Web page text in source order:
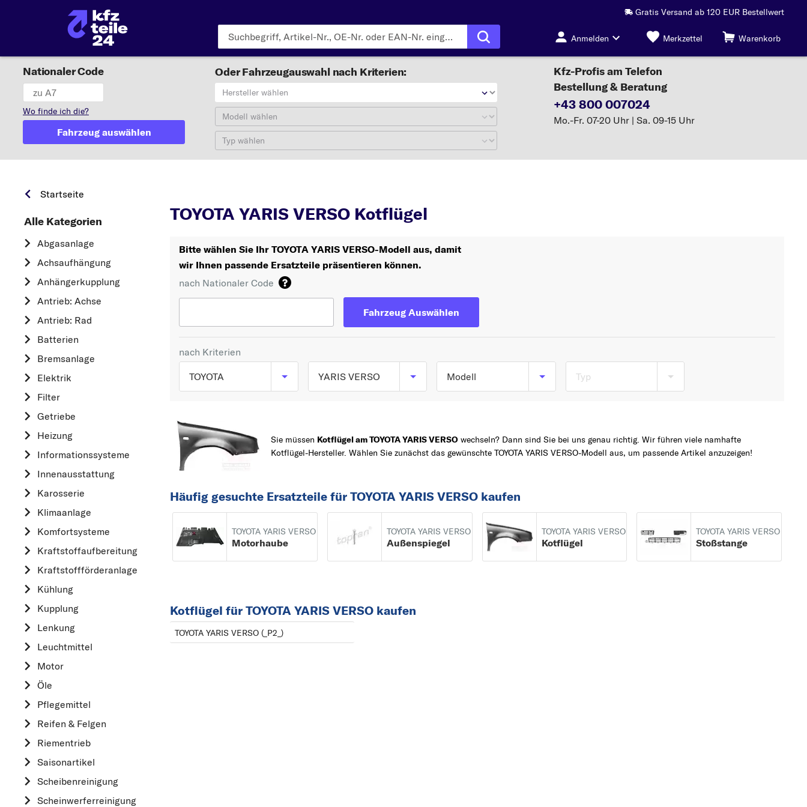
Gratis Versand ab 120 EUR Bestellwert
Anmelden Merkzettel Warenkorb
Nationaler Code
Wo finde ich die?
Fahrzeug auswählen
Oder Fahrzeugauswahl nach Kriterien:
Hersteller wählen
Modell wählen
Typ wählen
Kfz-Profis am Telefon
Bestellung & Beratung
+43 800 007024
Mo.-Fr. 07-20 Uhr | Sa. 09-15 Uhr
Startseite
Alle Kategorien
Abgasanlage
Achsaufhängung
Anhängerkupplung
Antrieb: Achse
Antrieb: Rad
Batterien
Bremsanlage
Elektrik
Filter
Getriebe
Heizung
Informationssysteme
Innenausstattung
Karosserie
Klimaanlage
Komfortsysteme
Kraftstoff­aufbereitung
Kraftstoff­förderanlage
Kühlung
Kupplung
Lenkung
Leuchtmittel
Motor
Öle
Pflegemittel
Reifen & Felgen
Riementrieb
Saisonartikel
Scheibenreinigung
Scheinwerferreinigung
TOYOTA YARIS VERSO Kotflügel
Bitte wählen Sie Ihr TOYOTA YARIS VERSO-Modell aus, damit
wir Ihnen passende Ersatzteile präsentieren können.
nach Nationaler Code
Fahrzeug Auswählen
nach Kriterien
TOYOTA
VW
OPEL
MERCEDES-BENZ
AUDI
A
ALFA ROMEO
C
CHEVROLET
CITROËN
YARIS VERSO
COROLLA
AURIS
AYGO
CAMRY
Modell
09/2005
Typ
Sie müssen Kotflügel am TOYOTA YARIS VERSO wechseln? Dann sind Sie bei uns genau richtig. Wir führen viele namhafte
Kotflügel-Hersteller. Wählen Sie zunächst das gewünschte TOYOTA YARIS VERSO-Modell aus, um passende Artikel anzuzeigen!
Häufig gesuchte Ersatzteile für TOYOTA YARIS VERSO kaufen
TOYOTA YARIS VERSO
Motorhaube
TOYOTA YARIS VERSO
Außenspiegel
TOYOTA YARIS VERSO
Kotflügel
TOYOTA YARIS VERSO
Stoßstange
Kotflügel für TOYOTA YARIS VERSO kaufen
TOYOTA YARIS VERSO (_P2_)